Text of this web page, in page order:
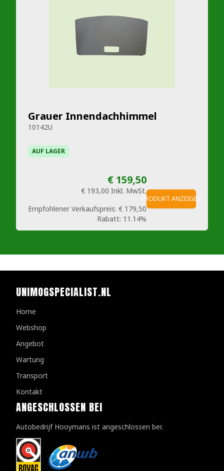
Grauer Innendachhimmel
10142U
AUF LAGER
€ 159,50
€ 193,00 Inkl. MwSt.
Empfohlener Verkaufspreis: € 179,50
Rabatt: 11.14%
PRODUKT ANZEIGEN
UNIMOGSPECIALIST.NL
Home
Webshop
Angebot
Wartung
Transport
Kontakt
ANGESCHLOSSEN BEI
Autobedrijf Hooymans ist angeschlossen bei: